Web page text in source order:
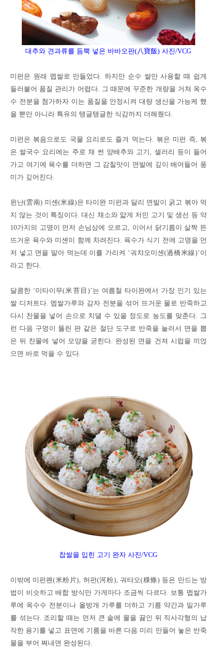
대추와 견과류를 듬뿍 넣은 바바오판(八寶飯) 사진/VCG
미펀은 원래 멥쌀로 만들었다. 하지만 순수 쌀만 사용할 때 쉽게
들러붙어 품질 관리가 어렵다. 그 때문에 꾸준한 개량을 거쳐 옥수
수 전분을 첨가하자 이는 품질을 안정시켜 대량 생산을 가능케 했
을 뿐만 아니라 특유의 탱글탱글한 식감까지 더해줬다.
미펀은 볶음으로도 국물 요리로도 즐겨 먹는다. 볶은 미펀 즉, 볶
은 쌀국수 요리에는 주로 채 썬 양배추와 고기, 셀러리 등이 들어
가고 여기에 육수를 더하면 그 감칠맛이 면발에 깊이 배어들어 풍
미가 깊어진다.
윈난(雲南) 미셴(米線)은 타이완 미펀과 달리 면발이 굵고 볶아 먹
지 않는 것이 특징이다. 대신 채소와 얇게 저민 고기 및 생선 등 약
10가지의 고명이 먼저 손님상에 오르고, 이어서 닭기름이 살짝 뜬
뜨거운 육수와 미셴이 함께 차려진다. 육수가 식기 전에 고명을 먼
저 넣고 면을 말아 먹는데 이를 가리켜 ‘궈챠오미셴(過橋米線)’이
라고 한다.
달콤한 ‘미타이무(米苔目)’는 여름철 타이완에서 가장 인기 있는
쌀 디저트다. 멥쌀가루와 감자 전분을 섞어 뜨거운 물로 반죽하고
다시 찬물을 넣어 손으로 치댈 수 있을 정도로 농도를 맞춘다. 그
런 다음 구멍이 뚫린 판 같은 절단 도구로 반죽을 눌러서 면을 뽑
은 뒤 찬물에 넣어 모양을 굳힌다. 완성된 면을 건져 시럽을 끼얹
으면 바로 먹을 수 있다.
찹쌀을 입힌 고기 완자 사진/VCG
이밖에 미펀폔(米粉片), 허펀(河粉), 궈탸오(粿條) 등은 만드는 방
법이 비슷하고 배합 방식만 가게마다 조금씩 다르다. 보통 멥쌀가
루에 옥수수 전분이나 올방개 가루를 더하고 기름 약간과 밀가루
를 섞는다. 조리할 때는 먼저 큰 솥에 물을 끓인 뒤 직사각형의 납
작한 용기를 넣고 표면에 기름을 바른 다음 미리 만들어 놓은 반죽
물을 부어 쪄내면 완성된다.